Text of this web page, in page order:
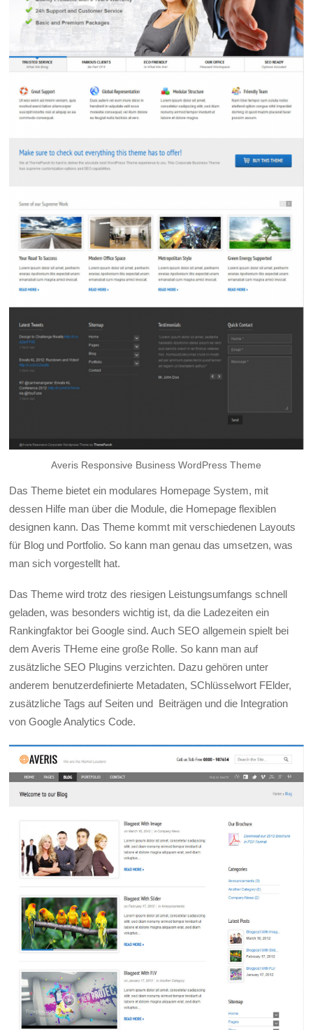
Averis Responsive Business WordPress Theme
Das Theme bietet ein modulares Homepage System, mit
dessen Hilfe man über die Module, die Homepage flexiblen
designen kann. Das Theme kommt mit verschiedenen Layouts
für Blog und Portfolio. So kann man genau das umsetzen, was
man sich vorgestellt hat.
Das Theme wird trotz des riesigen Leistungsumfangs schnell
geladen, was besonders wichtig ist, da die Ladezeiten ein
Rankingfaktor bei Google sind. Auch SEO allgemein spielt bei
dem Averis THeme eine große Rolle. So kann man auf
zusätzliche SEO Plugins verzichten. Dazu gehören unter
anderem benutzerdefinierte Metadaten, SChlüsselwort FElder,
zusätzliche Tags auf Seiten und Beiträgen und die Integration
von Google Analytics Code.